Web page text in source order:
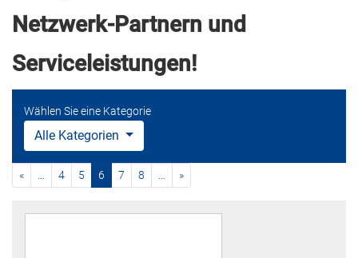
Netzwerk-Partnern und
Serviceleistungen!
Wählen Sie eine Kategorie
Alle Kategorien
«vorherige
4 5 6 (current)
7 8 »nächste